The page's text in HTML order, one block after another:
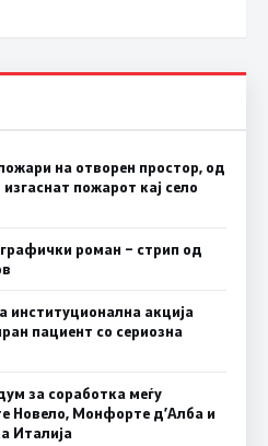
на отворен простор, од
пожарот кај село
роман – стрип од
институционална акција
пациент со сериозна
за соработка меѓу
Новело, Монфорте д’Алба и
Италија